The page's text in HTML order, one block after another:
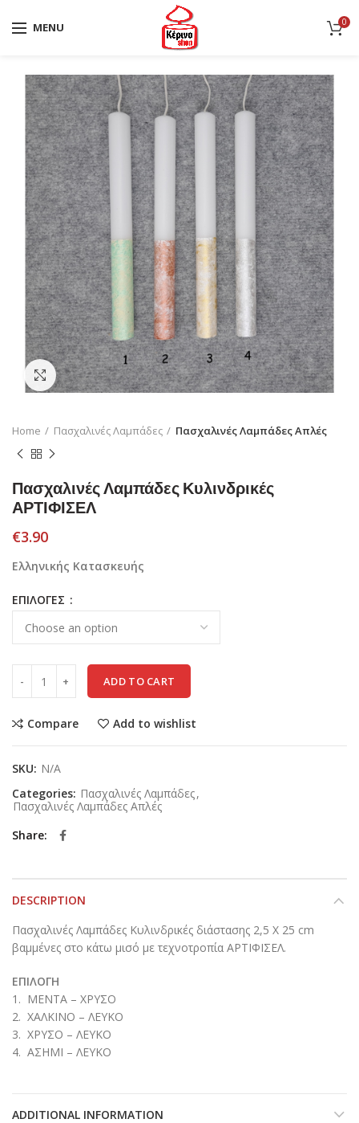
MENU 0
Click to enlarge
Home Πασχαλινές Λαμπάδες Πασχαλινές Λαμπάδες Απλές
Πασχαλινές Λαμπάδες Κυλινδρικές
ΑΡΤΙΦΙΣΕΛ
€3.90
Ελληνικής Κατασκευής
ΕΠΙΛΟΓΕΣ
ADD TO CART
Compare Add to wishlist
SKU: N/A
Categories: Πασχαλινές Λαμπάδες,
Πασχαλινές Λαμπάδες Απλές
Share
DESCRIPTION
Πασχαλινές Λαμπάδες Κυλινδρικές διάστασης 2,5 Χ 25 cm
βαμμένες στο κάτω μισό με τεχνοτροπία ΑΡΤΙΦΙΣΕΛ.
ΕΠΙΛΟΓΗ
1. ΜΕΝΤΑ – ΧΡΥΣΟ
2. ΧΑΛΚΙΝΟ – ΛΕΥΚΟ
3. ΧΡΥΣΟ – ΛΕΥΚΟ
4. ΑΣΗΜΙ – ΛΕΥΚΟ
ADDITIONAL INFORMATION